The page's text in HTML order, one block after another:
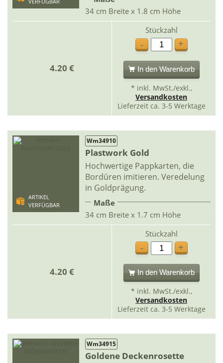
VERFÜGBAR
34 cm Breite x 1.8 cm Höhe
4.20 €
Stückzahl
-
+
In den Warenkorb
* inkl. MwSt./exkl.,
Versandkosten
Lieferzeit ca. 3-5 Werktage
ARTIKEL
VERFÜGBAR
Wm34910
Plastwork Gold
Hochwertige Pappkarten, die
Bordüren imitieren. Veredelung
in Goldprägung.
Maße
34 cm Breite x 1.7 cm Höhe
4.20 €
Stückzahl
-
+
In den Warenkorb
* inkl. MwSt./exkl.,
Versandkosten
Lieferzeit ca. 3-5 Werktage
Wm34915
Goldene Deckenrosette